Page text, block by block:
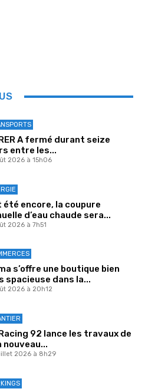
A fermé durant seize
entre les...
2026 à 15h06
été encore, la coupure
d’eau chaude sera...
2026 à 7h51
s’offre une boutique bien
spacieuse dans la...
2026 à 20h12
92 lance les travaux de
nouveau...
2026 à 8h29